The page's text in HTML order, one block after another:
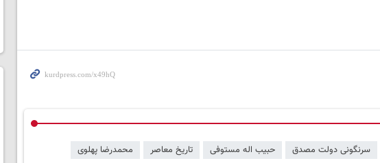
سرنگونی دولت مصدق حبیب اله مستوفی تاریخ معاصر محمدرضا پهلوی